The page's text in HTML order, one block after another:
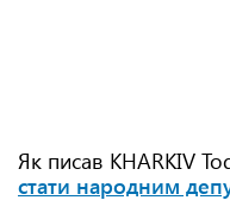
Як писав KHARKIV
стати народним